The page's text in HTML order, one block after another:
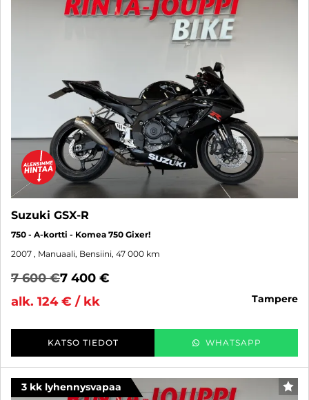
Suzuki GSX-R
750 - A-kortti - Komea 750 Gixer!
2007 , Manuaali, Bensiini, 47 000 km
7 600 €7 400 €
alk. 124 € / kk
tampere
KATSO TIEDOT WHATSAPP
3 kk lyhennysvapaa